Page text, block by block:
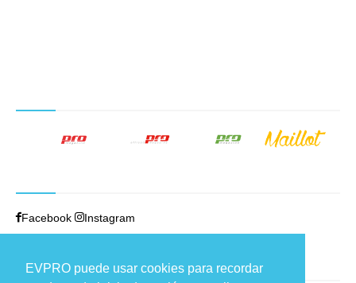
EVPRO puede usar cookies para recordar
Facebook Instagram
TRABAJAMOS EN